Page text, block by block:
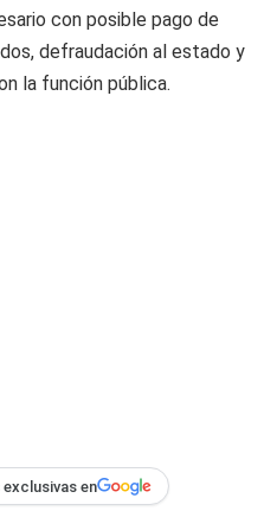
con posible pago de
defraudación al estado y
la función pública.
en